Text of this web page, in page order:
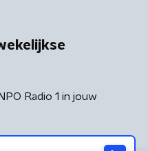
Radio 1 in jouw